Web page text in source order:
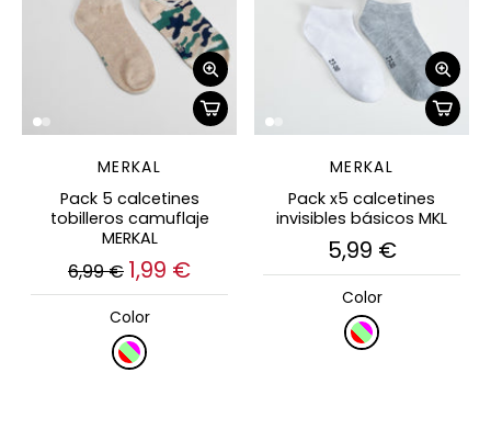
MERKAL
Pack 5 calcetines
tobilleros camuflaje
MERKAL
6,99 € 1,99 €
Color
MERKAL
Pack x5 calcetines
invisibles básicos MKL
5,99 €
Color